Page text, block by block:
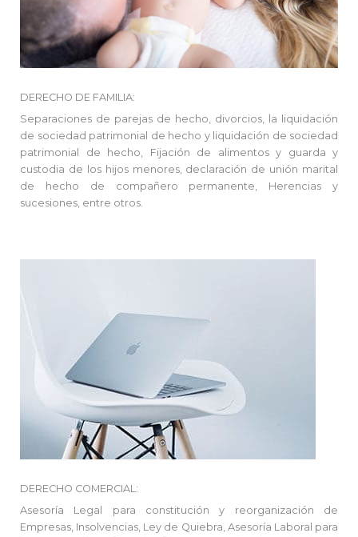
DERECHO DE FAMILIA:
Separaciones de parejas de hecho, divorcios, la liquidación
de sociedad patrimonial de hecho y liquidación de sociedad
patrimonial de hecho, Fijación de alimentos y guarda y
custodia de los hijos menores, declaración de unión marital
de hecho de compañero permanente, Herencias y
sucesiones, entre otros.
DERECHO COMERCIAL:
Asesoría Legal para constitución y reorganización de
Empresas, Insolvencias, Ley de Quiebra, Asesoría Laboral para